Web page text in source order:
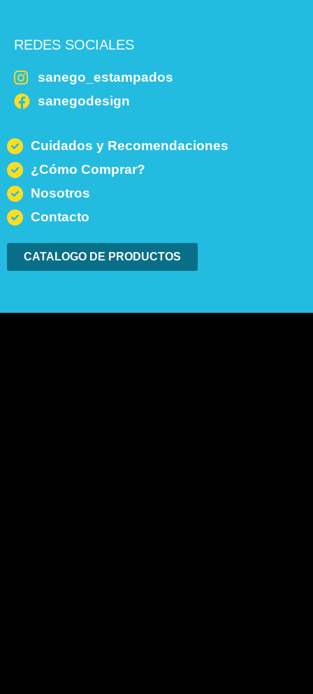
REDES SOCIALES
sanego_estampados
sanegodesign
Cuidados y Recomendaciones
¿Cómo Comprar?
Nosotros
Contacto
CATALOGO DE PRODUCTOS